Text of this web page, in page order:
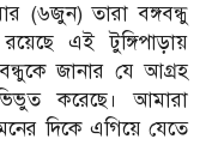
(৬জুন) তারা বঙ্গবন্ধু
এই টুঙ্গিপাড়ায়
জানার যে আগ্রহ
করেছে। আমারা
দিকে এগিয়ে যেতে